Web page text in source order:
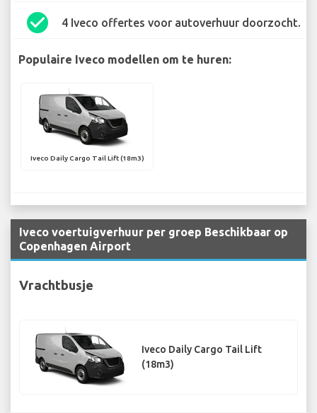
check_circle 4 Iveco offertes voor autoverhuur doorzocht.
Populaire Iveco modellen om te huren:
Iveco Daily Cargo Tail Lift (18m3)
Iveco voertuigverhuur per groep Beschikbaar op
Copenhagen Airport
Vrachtbusje
Iveco Daily Cargo Tail Lift
(18m3)